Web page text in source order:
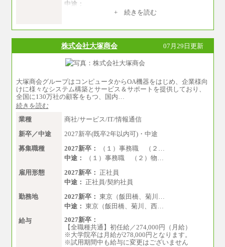
中途：
（１）（２）共通+ 続きを読む
株式会社大塚商会 07月29日更新
大塚商会グループはコンピュータからOA機器をはじめ、企業様向
けに様々なシステム構築とサービス＆サポートを提供しており、
全国に130万社の顧客をもつ、国内…
続きを読む
業種
商社/サービス/IT/情報通信
新卒／中途
2027新卒(既卒2年以内可)・中途
募集職種
2027新卒：
（１）事務職 （２…
中途：
（１）事務職 （２）物…
雇用形態
2027新卒： 正社員
中途： 正社員/契約社員
勤務地
2027新卒： 東京（飯田橋、菊川…
中途： 東京（飯田橋、菊川、西…
給与
2027新卒：
【全職種共通】初任給／274,000円（月給）
※大学院卒は月給が278,000円となります。
※試用期間中も給与に変更はございません